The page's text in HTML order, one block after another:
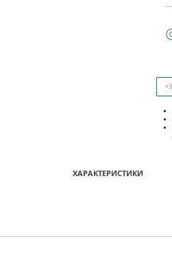
ХАРАКТЕРИСТИКИ